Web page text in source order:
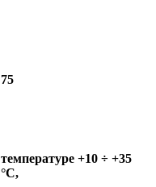
75
температуре +10 ÷ +35
°С,